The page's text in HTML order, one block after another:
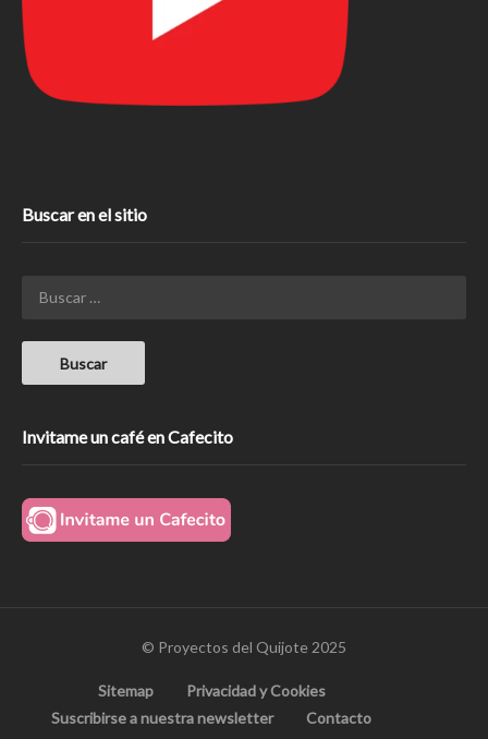
Buscar en el sitio
Invitame un café en Cafecito
© Proyectos del Quijote 2025
Sitemap
Privacidad y Cookies
Suscribirse a nuestra newsletter
Contacto